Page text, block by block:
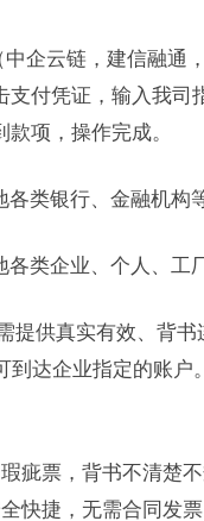
企云链，建信融通
支付凭证，输入我
项，操作完成。
类银行、金融机构
各类企业、个人、工
提供真实有效、背
到达企业指定的账户。
疵票，背书不清楚
快捷，无需合同发